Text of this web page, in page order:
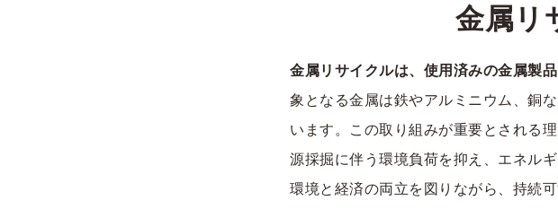
金属リ
金属リサイクルは、使用済みの金属製
象となる金属は鉄やアルミニウム、銅
います。この取り組みが重要とされる
源採掘に伴う環境負荷を抑え、エネル
環境と経済の両立を図りながら、持続